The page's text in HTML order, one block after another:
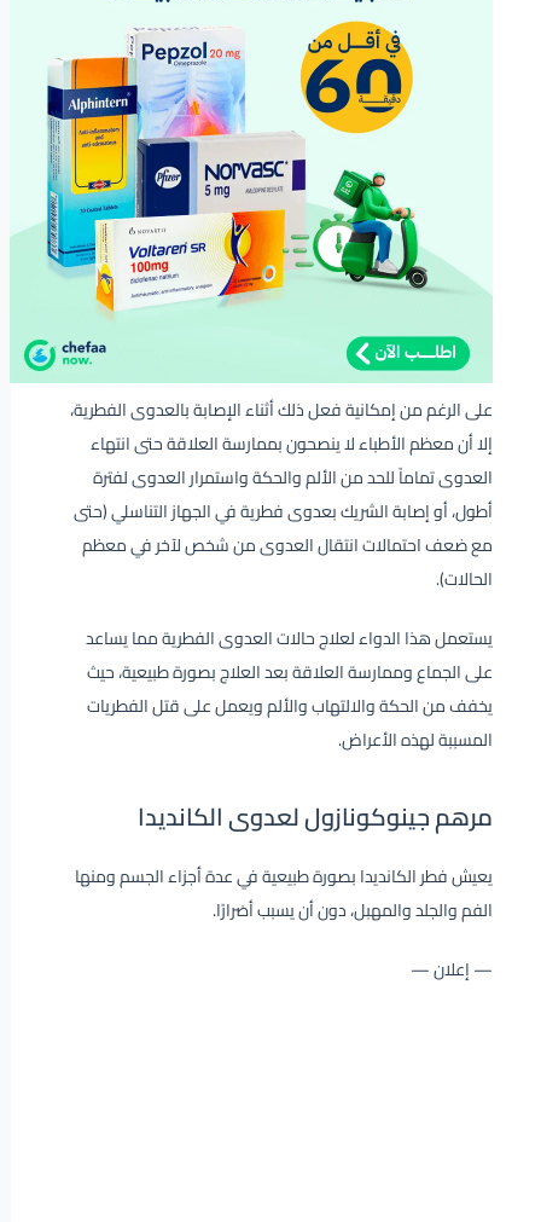
على الرغم من إمكانية فعل ذلك أثناء الإصابة بالعدوى الفطرية،
إلا أن معظم الأطباء لا ينصحون بممارسة العلاقة حتى انتهاء
العدوى تماماً للحد من الألم والحكة واستمرار العدوى لفترة
أطول، أو إصابة الشريك بعدوى فطرية في الجهاز التناسلي (حتى
مع ضعف احتمالات انتقال العدوى من شخص لآخر في معظم
الحالات).
يستعمل هذا الدواء لعلاج حالات العدوى الفطرية مما يساعد
على الجماع وممارسة العلاقة بعد العلاج بصورة طبيعية، حيث
يخفف من الحكة والالتهاب والألم ويعمل على قتل الفطريات
المسببة لهذه الأعراض.
مرهم جينوكونازول لعدوى الكانديدا
يعيش فطر الكانديدا بصورة طبيعية في عدة أجزاء الجسم ومنها
الفم والجلد والمهبل، دون أن يسبب أضرارًا.
— إعلان —